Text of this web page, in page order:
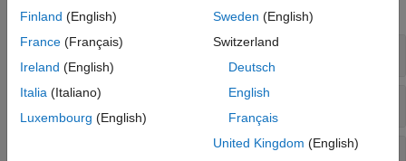
오디오 파일 I/O
오디오 장치 I/O
Finland (English)
France (Français)
Ireland (English)
Italia (Italiano)
Luxembourg (English)
Sweden (English)
Switzerland
Deutsch
English
Français
United Kingdom (English)